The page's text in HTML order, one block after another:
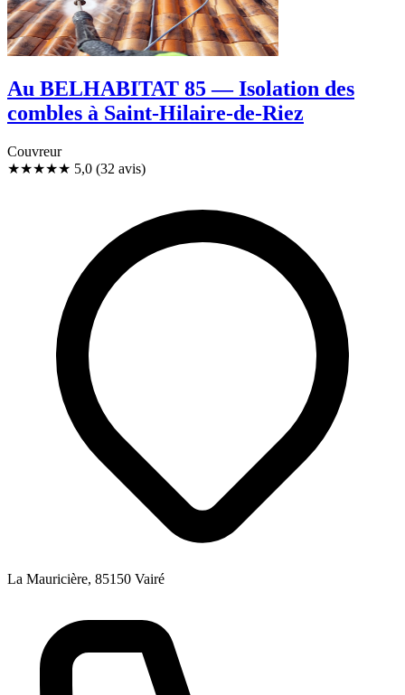
Au BELHABITAT 85 — Isolation des
combles à Saint-Hilaire-de-Riez
Couvreur
★★★★★ 5,0 (32 avis)
La Mauricière, 85150 Vairé